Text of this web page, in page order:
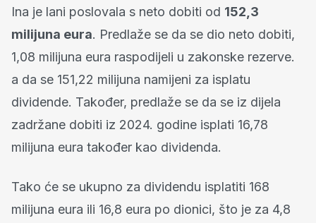
Ina je lani poslovala s neto dobiti od 152,3
milijuna eura. Predlaže se da se dio neto dobiti,
1,08 milijuna eura raspodijeli u zakonske rezerve.
a da se 151,22 milijuna namijeni za isplatu
dividende. Također, predlaže se da se iz dijela
zadržane dobiti iz 2024. godine isplati 16,78
milijuna eura također kao dividenda.
Tako će se ukupno za dividendu isplatiti 168
milijuna eura ili 16,8 eura po dionici, što je za 4,8